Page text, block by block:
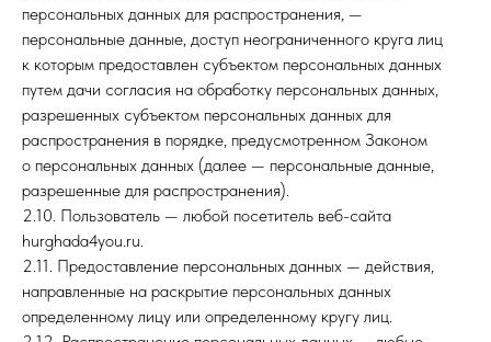
персональных данных для распространения, —
персональные данные, доступ неограниченного круга лиц
к которым предоставлен субъектом персональных данных
путем дачи согласия на обработку персональных данных,
разрешенных субъектом персональных данных для
распространения в порядке, предусмотренном Законом
о персональных данных (далее — персональные данные,
разрешенные для распространения).
2.10. Пользователь — любой посетитель веб-сайта
hurghada4you.ru.
2.11. Предоставление персональных данных — действия,
направленные на раскрытие персональных данных
определенному лицу или определенному кругу лиц.